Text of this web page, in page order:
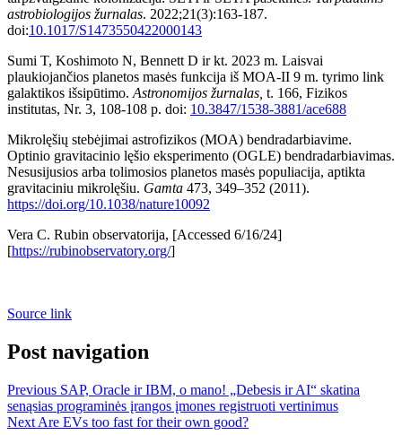
astrobiologijos žurnalas. 2022;21(3):163-187.
doi:10.1017/S1473550422000143
Sumi T, Koshimoto N, Bennett D ir kt. 2023 m. Laisvai
plaukiojančios planetos masės funkcija iš MOA-II 9 m. tyrimo link
galaktikos išsipūtimo. Astronomijos žurnalas, t. 166, Fizikos
institutas, Nr. 3, 108-108 p. doi: 10.3847/1538-3881/ace688
Mikrolęšių stebėjimai astrofizikos (MOA) bendradarbiavime.
Optinio gravitacinio lęšio eksperimento (OGLE) bendradarbiavimas.
Nesusijusios arba tolimosios planetos masės populiacija, aptikta
gravitaciniu mikrolęšiu. Gamta 473, 349–352 (2011).
https://doi.org/10.1038/nature10092
Vera C. Rubin observatorija, [Accessed 6/16/24]
[https://rubinobservatory.org/]
Source link
Post navigation
Previous SAP, Oracle ir IBM, o mano! „Debesis ir AI“ skatina
senąsias programinės įrangos įmones registruoti vertinimus
Next Are EVs too fast for their own good?